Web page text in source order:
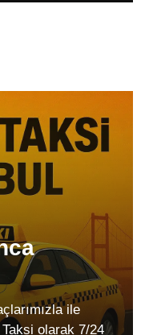
ile
olarak 7/24